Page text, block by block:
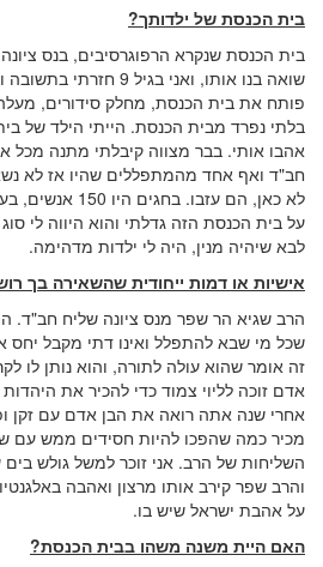
בית הכנסת של ילדותך?
בית הכנסת שנקרא הרפוגרסיבים, בנס
פותח את בית הכנסת, מחלק סידורים,
בלתי נפרד מבית הכנסת. הייתי הילד של
אהבו אותי. בבר מצווה קיבלתי מתנה מכל
חב"ד ואף אחד מהמתפללים שהיו אז לא
על בית הכנסת הזה גדלתי והוא היווה לי
לבא שיהיה מנין, היה לי ילדות מדהימה.
אישיות או דמות ייחודית שהשאירה בך
הרב שגיא הר שפר מנס ציונה שליח חב"ד.
שכל מי שבא להתפלל ואינו דתי מקבל יחס
זה אומר שהוא עולה לתורה, והוא נותן לו
אדם זוכה לליוי צמוד כדי להכיר את
אחרי שנה אתה רואה את הבן אדם עם זקן
מכיר כמה שהפכו להיות חסידים ממש עם
השליחות של הרב. אני זוכר למשל גולש
והרב שפר קירב אותו מרצון ואהבה
על אהבת ישראל שיש בו.
האם היית משנה משהו בבית הכנסת?